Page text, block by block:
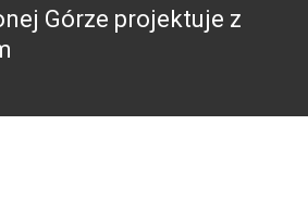
Górze projektuje z